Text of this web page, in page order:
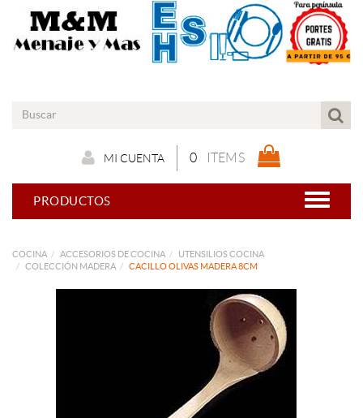
0 ITEMS
MI CUENTA
PRODUCTOS
COCINA ACCESORIOS DE COCINA
UTENSILIOS COCINA
COLECCIÓN MADERA
CACILLO OLIVAS MADERA 8CM